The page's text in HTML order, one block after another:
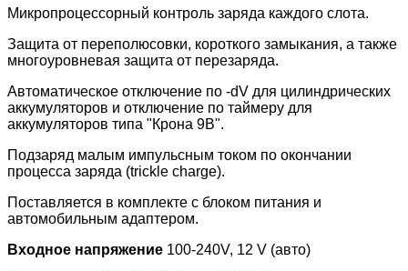
Микропроцессорный контроль заряда каждого слота.
Защита от переполюсовки, короткого замыкания, а также
многоуровневая защита от перезаряда.
Автоматическое отключение по -dV для цилиндрических
аккумуляторов и отключение по таймеру для
аккумуляторов типа "Крона 9В".
Подзаряд малым импульсным током по окончании
процесса заряда (trickle charge).
Поставляется в комплекте с блоком питания и
автомобильным адаптером.
Входное напряжение 100-240V, 12 V (авто)